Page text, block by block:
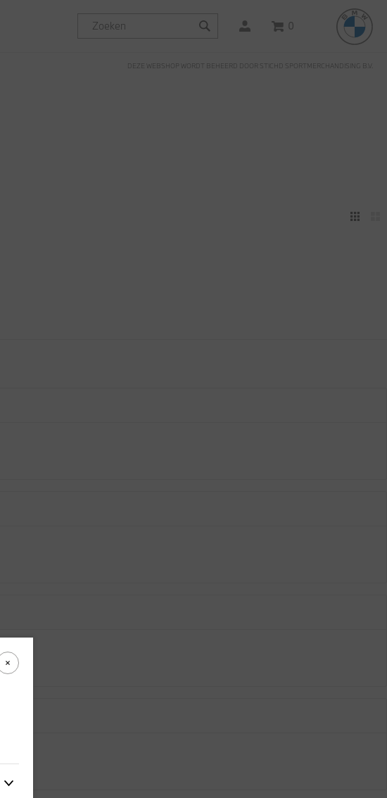
0
DEZE WEBSHOP WORDT BEHEERD DOOR STICHD SPORTMERCHANDISING B.V.